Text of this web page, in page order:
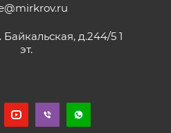
Байкальская, д.244/5 1
эт.